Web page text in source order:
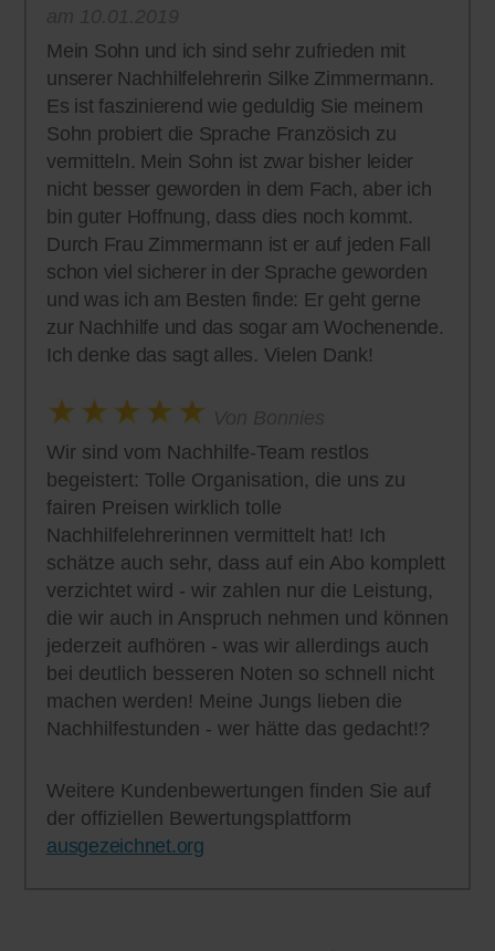
Mein Sohn und ich sind sehr zufrieden mit
unserer Nachhilfelehrerin Silke Zimmermann.
Es ist faszinierend wie geduldig Sie meinem
Sohn probiert die Sprache Französich zu
vermitteln. Mein Sohn ist zwar bisher leider
nicht besser geworden in dem Fach, aber ich
bin guter Hoffnung, dass dies noch kommt.
Durch Frau Zimmermann ist er auf jeden Fall
schon viel sicherer in der Sprache geworden
und was ich am Besten finde: Er geht gerne
zur Nachhilfe und das sogar am Wochenende.
Ich denke das sagt alles. Vielen Dank!
Wir sind vom Nachhilfe-Team restlos
begeistert: Tolle Organisation, die uns zu
fairen Preisen wirklich tolle
Nachhilfelehrerinnen vermittelt hat! Ich
schätze auch sehr, dass auf ein Abo komplett
verzichtet wird - wir zahlen nur die Leistung,
die wir auch in Anspruch nehmen und können
jederzeit aufhören - was wir allerdings auch
bei deutlich besseren Noten so schnell nicht
machen werden! Meine Jungs lieben die
Nachhilfestunden - wer hätte das gedacht!?
Weitere Kundenbewertungen finden Sie auf
der offiziellen Bewertungsplattform
ausgezeichnet.org